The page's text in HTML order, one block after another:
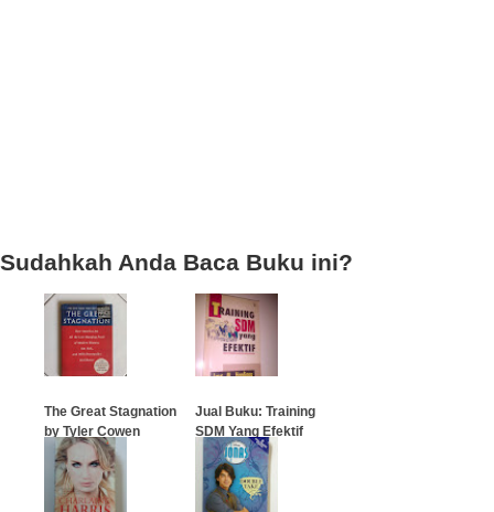
Sudahkah Anda Baca Buku ini?
The Great Stagnation
by Tyler Cowen
…
Jual Buku: Training
SDM Yang Efektif
…